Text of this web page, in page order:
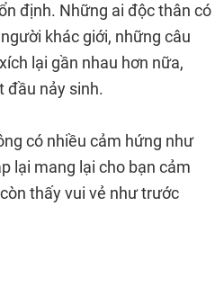
định. Những ai độc thân có
khác giới, những câu
lại gần nhau hơn nữa,
đầu nảy sinh.
có nhiều cảm hứng như
lại mang lại cho bạn cảm
thấy vui vẻ như trước